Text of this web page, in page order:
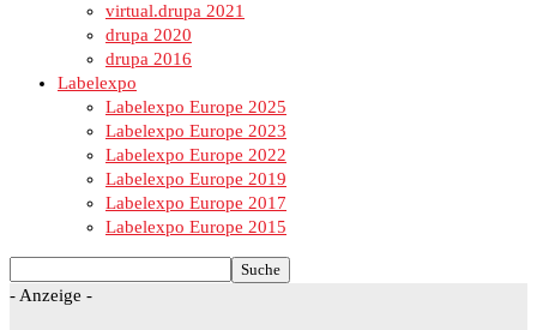
virtual.drupa 2021
drupa 2020
drupa 2016
Labelexpo
Labelexpo Europe 2025
Labelexpo Europe 2023
Labelexpo Europe 2022
Labelexpo Europe 2019
Labelexpo Europe 2017
Labelexpo Europe 2015
- Anzeige -